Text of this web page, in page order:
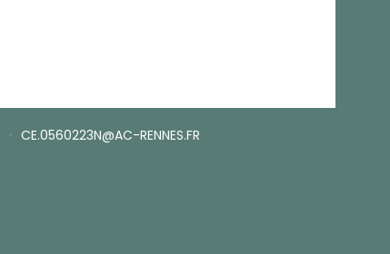
• CE.0560223N@AC-RENNES.FR